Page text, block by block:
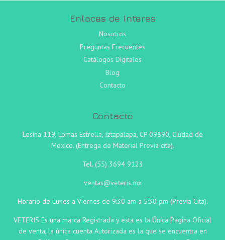
Enlaces de interes
Nosotros
Preguntas Frecuentes
Catálogos Digitales
Blog
Contacto
Contacto
Lesina 119, Lomas Estrella, Iztapalapa, CP 09890, Ciudad de
Mexico. (Entrega de Material Previa cita).
Tel. (55) 3694 9123
ventas@veteris.mx
Horario de Lunes a Viernes de 9:30 am a 5:30 pm (Previa Cita).
VETERIS Es una marca Registrada y esta es la Única Pagina Oficial
de venta, la única cuenta Autorizada es la que se encuentra en